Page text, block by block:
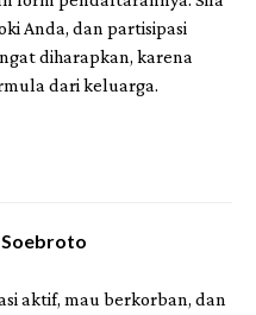
Anda, dan partisipasi
diharapkan, karena
dari keluarga.
aktif, mau berkorban, dan